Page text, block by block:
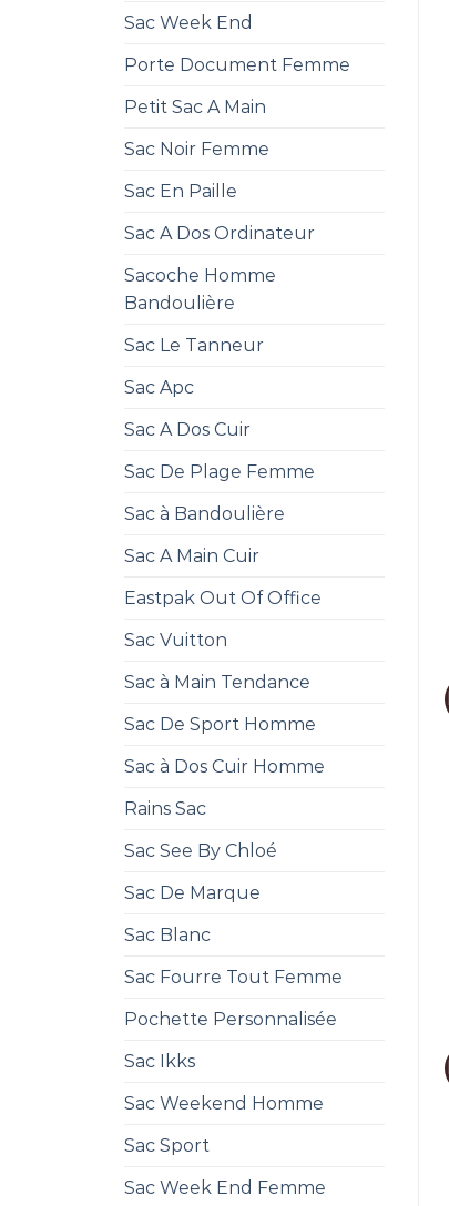
Sac Week End
Porte Document Femme
Petit Sac A Main
Sac Noir Femme
Sac En Paille
Sac A Dos Ordinateur
Sacoche Homme
Bandoulière
Sac Le Tanneur
Sac Apc
Sac A Dos Cuir
Sac De Plage Femme
Sac à Bandoulière
Sac A Main Cuir
Eastpak Out Of Office
Sac Vuitton
Sac à Main Tendance
Sac De Sport Homme
Sac à Dos Cuir Homme
Rains Sac
Sac See By Chloé
Sac De Marque
Sac Blanc
Sac Fourre Tout Femme
Pochette Personnalisée
Sac Ikks
Sac Weekend Homme
Sac Sport
Sac Week End Femme